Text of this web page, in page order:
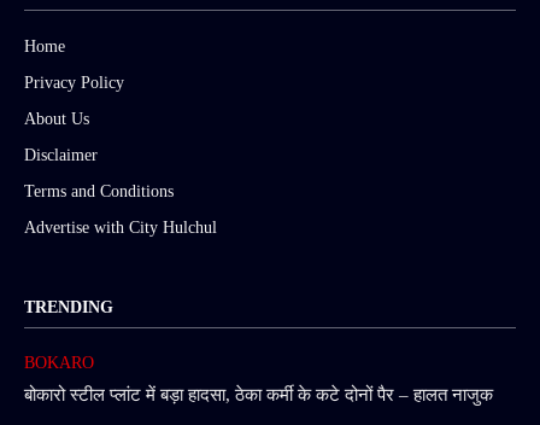
Home
Privacy Policy
About Us
Disclaimer
Terms and Conditions
Advertise with City Hulchul
TRENDING
BOKARO
बोकारो स्टील प्लांट में बड़ा हादसा, ठेका कर्मी के कटे दोनों पैर – हालत नाजुक